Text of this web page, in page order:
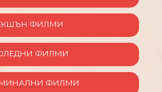
ФИЛМИ
ФИЛМИ
ФИЛМИ